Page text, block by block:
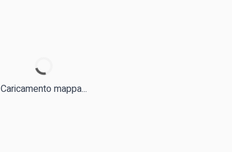
Caricamento mappa...